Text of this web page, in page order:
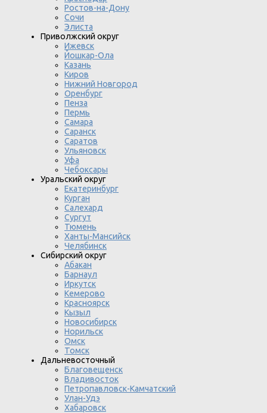
Ростов-на-Дону
Сочи
Элиста
Приволжский округ
Ижевск
Йошкар-Ола
Казань
Киров
Нижний Новгород
Оренбург
Пенза
Пермь
Самара
Саранск
Саратов
Ульяновск
Уфа
Чебоксары
Уральский округ
Екатеринбург
Курган
Салехард
Сургут
Тюмень
Ханты-Мансийск
Челябинск
Сибирский округ
Абакан
Барнаул
Иркутск
Кемерово
Красноярск
Кызыл
Новосибирск
Норильск
Омск
Томск
Дальневосточный
Благовещенск
Владивосток
Петропавловск-Камчатский
Улан-Удэ
Хабаровск